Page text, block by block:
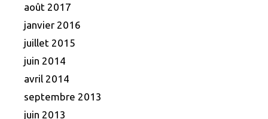
août 2017
janvier 2016
juillet 2015
juin 2014
avril 2014
septembre 2013
juin 2013